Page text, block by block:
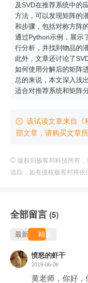
及SVD在推荐系统中的
方法，可以发现矩阵的
和步骤，包括对称方阵
通过Python示例，展示
行分析，并找到物品的
此外，文章还讨论了
如何使用分解后的矩阵
总的来说，本文深入浅
适合对推荐系统和矩阵
 该试读文章来自《
部文章，请购买文章
© 版权归极客邦科技所有
追踪，如有侵权极客邦将依
全部留言 (5)
最新 精选
愤怒的虾干
2019-06-06
黄老师，你好